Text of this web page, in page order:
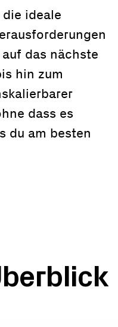
ideale
das nächste
hin zum
dass es
du am besten